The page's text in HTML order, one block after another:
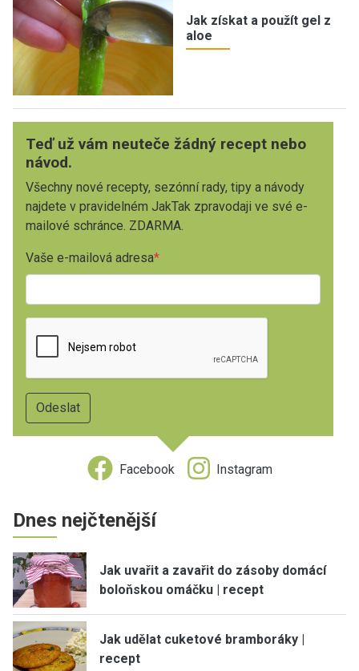
Jak získat a použít gel z
aloe
Teď už vám neuteče žádný recept nebo
návod.
Všechny nové recepty, sezónní rady, tipy a návody
najdete v pravidelném JakTak zpravodaji ve své e-
mailové schránce. ZDARMA.
Vaše e-mailová adresa
Facebook Instagram
Dnes nejčtenější
Jak uvařit a zavařit do zásoby domácí
boloňskou omáčku | recept
Jak udělat cuketové bramboráky |
recept